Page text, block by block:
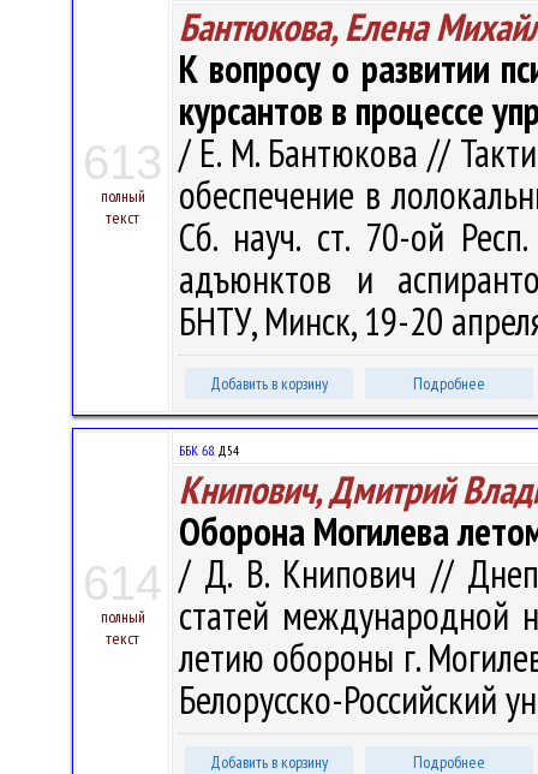
613
полный
текст
Бантюкова, Елена
К вопросу о развитии
курсантов в процессе
/ Е. М. Бантюкова //
обеспечение в
Сб. науч. ст. 70-ой
адъюнктов и
БНТУ, Минск, 19-20
Добавить в корзину Подробнее
614
полный
текст
ББК 68.Д54
Книпович, Дмитрий
Оборона Могилева
/ Д. В. Книпович //
статей международной
летию обороны г.
Белорусско-Российский
Добавить в корзину Подробнее